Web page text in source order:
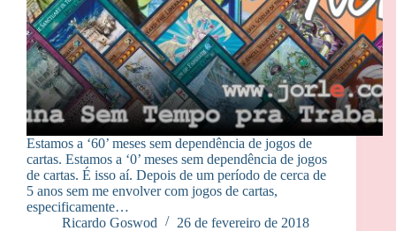
Estamos a ‘60’ meses sem dependência de jogos de
cartas. Estamos a ‘0’ meses sem dependência de jogos
de cartas. É isso aí. Depois de um período de cerca de
5 anos sem me envolver com jogos de cartas,
especificamente…
Ricardo Goswod
26 de fevereiro de 2018